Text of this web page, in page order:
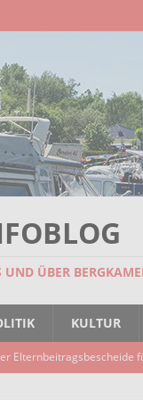
ÜBER
KULTUR
Elternbeitragsbescheide